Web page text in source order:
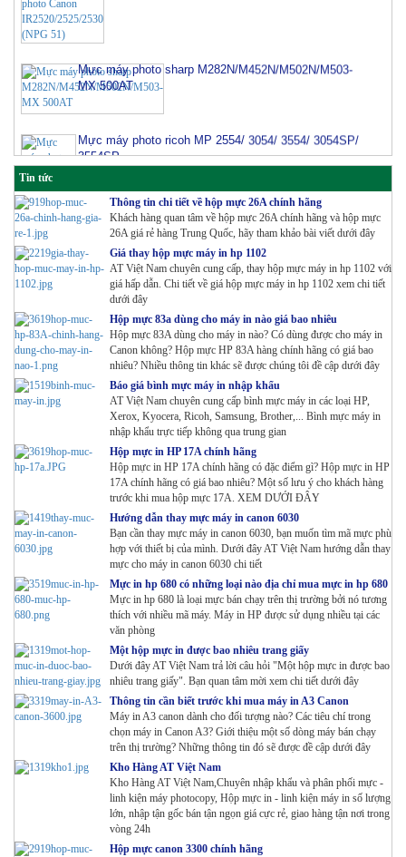
MX 500AT
3554SP
Cụm trống máy photo Xerox S2011/2320/2520
Mực màu Ricoh Aficio MPC 2011SP/2003/2503-Cyan
Mực Photocopy Kyocera TASKalfa 4002i/5002i/6002i-
TK 6329
Tin tức
Thông tin chi tiết về hộp mực 26A chính hãng
Khách hàng quan tâm về hộp mực 26A chính hãng và hộp mực
26A giá rẻ hàng Trung Quốc, hãy tham khảo bài viết dưới đây
Giá thay hộp mực máy in hp 1102
AT Việt Nam chuyên cung cấp, thay hộp mực máy in hp 1102 với
giá hấp dẫn. Chi tiết về giá hộp mực máy in hp 1102 xem chi tiết
dưới đây
Hộp mực 83a dùng cho máy in nào giá bao nhiêu
Hộp mực 83A dùng cho máy in nào? Có dùng được cho máy in
Canon không? Hộp mực HP 83A hàng chính hãng có giá bao
nhiêu? Nhiều thông tin khác sẽ được chúng tôi đề cập dưới đây
Báo giá bình mực máy in nhập khẩu
AT Việt Nam chuyên cung cấp bình mực máy in các loại HP,
Xerox, Kyocera, Ricoh, Samsung, Brother,... Bình mực máy in
nhập khẩu trực tiếp không qua trung gian
Hộp mực in HP 17A chính hãng
Hộp mực in HP 17A chính hãng có đặc điểm gì? Hộp mực in HP
17A chính hãng có giá bao nhiêu? Một số lưu ý cho khách hàng
trước khi mua hộp mực 17A. XEM DƯỚI ĐÂY
Hướng dẫn thay mực máy in canon 6030
Bạn cần thay mực máy in canon 6030, bạn muốn tìm mã mực phù
hợp với thiết bị của mình. Dưới đây AT Việt Nam hướng dẫn thay
mực cho máy in canon 6030 chi tiết
Mực in hp 680 có những loại nào địa chỉ mua mực in hp 680
Mực in hp 680 là loại mực bán chạy trên thị trường bởi nó tương
thích với nhiều mã máy. Máy in HP được sử dụng nhiều tại các
văn phòng
Một hộp mực in được bao nhiêu trang giấy
Dưới đây AT Việt Nam trả lời câu hỏi "Một hộp mực in được bao
nhiêu trang giấy". Bạn quan tâm mời xem chi tiết dưới đây
Thông tin cần biết trước khi mua máy in A3 Canon
Máy in A3 canon dành cho đối tượng nào? Các tiêu chí trong
chọn máy in Canon A3? Giới thiệu một số dòng máy bán chạy
trên thị trường? Những thông tin đó sẽ được đề cập dưới đây
Kho Hàng AT Việt Nam
Kho Hàng AT Việt Nam,Chuyên nhập khẩu và phân phối mực -
linh kiện máy photocopy, Hộp mực in - linh kiện máy in số lượng
lớn, nhập tận gốc bán tận ngọn giá cực rẻ, giao hàng tận nơi trong
vòng 24h
Hộp mực canon 3300 chính hãng